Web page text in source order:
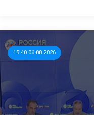
15:40 06.08.2026